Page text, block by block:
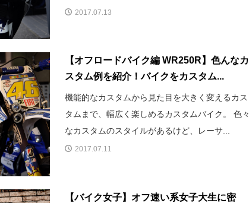
2017.07.13
【オフロードバイク編 WR250R】色んなカ
スタム例を紹介！バイクをカスタム...
機能的なカスタムから見た目を大きく変えるカス
タムまで、幅広く楽しめるカスタムバイク。 色々
なカスタムのスタイルがあるけど、レーサ...
2017.07.11
【バイク女子】オフ速い系女子大生に密